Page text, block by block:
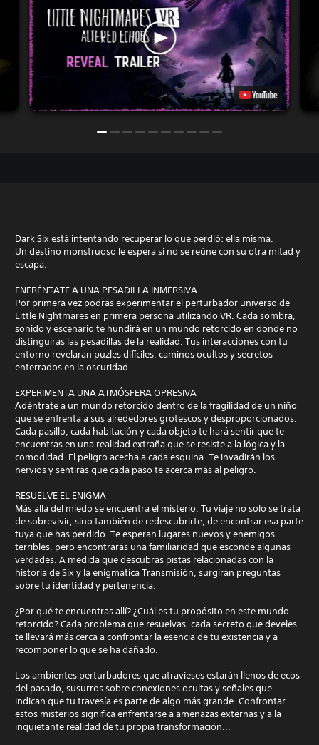
Dark Six está intentando recuperar lo que perdió: ella misma.
Un destino monstruoso le espera si no se reúne con su otra mitad y
escapa.
ENFRÉNTATE A UNA PESADILLA INMERSIVA
Por primera vez podrás experimentar el perturbador universo de
Little Nightmares en primera persona utilizando VR. Cada sombra,
sonido y escenario te hundirá en un mundo retorcido en donde no
distinguirás las pesadillas de la realidad. Tus interacciones con tu
entorno revelaran puzles difíciles, caminos ocultos y secretos
enterrados en la oscuridad.
EXPERIMENTA UNA ATMÓSFERA OPRESIVA
Adéntrate a un mundo retorcido dentro de la fragilidad de un niño
que se enfrenta a sus alrededores grotescos y desproporcionados.
Cada pasillo, cada habitación y cada objeto te hará sentir que te
encuentras en una realidad extraña que se resiste a la lógica y la
comodidad. El peligro acecha a cada esquina. Te invadirán los
nervios y sentirás que cada paso te acerca más al peligro.
RESUELVE EL ENIGMA
Más allá del miedo se encuentra el misterio. Tu viaje no solo se trata
de sobrevivir, sino también de redescubrirte, de encontrar esa parte
tuya que has perdido. Te esperan lugares nuevos y enemigos
terribles, pero encontrarás una familiaridad que esconde algunas
verdades. A medida que descubras pistas relacionadas con la
historia de Six y la enigmática Transmisión, surgirán preguntas
sobre tu identidad y pertenencia.
¿Por qué te encuentras allí? ¿Cuál es tu propósito en este mundo
retorcido? Cada problema que resuelvas, cada secreto que develes
te llevará más cerca a confrontar la esencia de tu existencia y a
recomponer lo que se ha dañado.
Los ambientes perturbadores que atravieses estarán llenos de ecos
del pasado, susurros sobre conexiones ocultas y señales que
indican que tu travesía es parte de algo más grande. Confrontar
estos misterios significa enfrentarse a amenazas externas y a la
inquietante realidad de tu propia transformación...